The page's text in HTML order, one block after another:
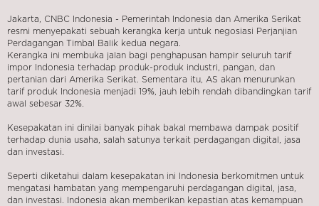
Jakarta, CNBC Indonesia - Pemerintah Indonesia dan Amerika Serikat
resmi menyepakati sebuah kerangka kerja untuk negosiasi Perjanjian
Perdagangan Timbal Balik kedua negara.
Kerangka ini membuka jalan bagi penghapusan hampir seluruh tarif
impor Indonesia terhadap produk-produk industri, pangan, dan
pertanian dari Amerika Serikat. Sementara itu, AS akan menurunkan
tarif produk Indonesia menjadi 19%, jauh lebih rendah dibandingkan tarif
awal sebesar 32%.
Kesepakatan ini dinilai banyak pihak bakal membawa dampak positif
terhadap dunia usaha, salah satunya terkait perdagangan digital, jasa
dan investasi.
Seperti diketahui dalam kesepakatan ini Indonesia berkomitmen untuk
mengatasi hambatan yang mempengaruhi perdagangan digital, jasa,
dan investasi. Indonesia akan memberikan kepastian atas kemampuan